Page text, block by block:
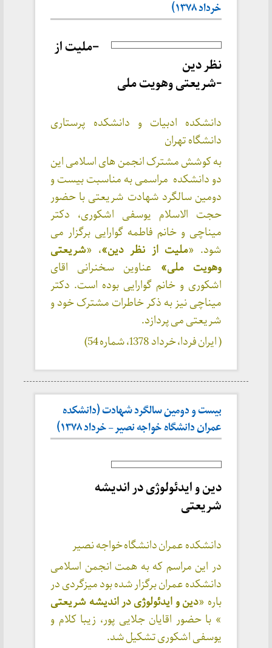
خرداد ۱۳۷۸)
–ملیت از
نظر دین
-شریعتی وهویت ملی
دانشکده ادبیات و دانشکده پرستاری
دانشگاه تهران
به کوشش مشترک انجمن های اسلامی این
دو دانشکده مراسمی به مناسبت بیست و
دومین سالگرد شهادت شریعتی با حضور
حجت الاسلام یوسفی اشکوری، دکتر
میناچی و خانم فاطمه گوارایی برگزار می
شود. «ملیت از نظر دین»، «شریعتی
وهویت ملی» عناوین سخنرانی اقای
اشکوری و خانم گوارایی بوده است. دکتر
میناچی نیز به ذکر خاطرات مشترک خود و
شریعتی می پردازد.
( ایران فردا، خرداد 1378، شماره 54)
بیست و دومین سالگرد شهادت (دانشکده
عمران دانشگاه خواجه نصیر – خرداد ۱۳۷۸)
دین و ایدئولوژی در اندیشه
شریعتی
دانشکده عمران دانشگاه خواجه نصیر
در این مراسم که به همت انجمن اسلامی
دانشکده عمران برگزار شده بود میزگردی در
باره «دین و ایدئولوژی در اندیشه شریعتی
» با حضور اقایان جلایی پور، زیبا کلام و
یوسفی اشکوری تشکیل شد.